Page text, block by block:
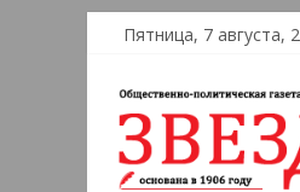
Пятница, 7 августа,